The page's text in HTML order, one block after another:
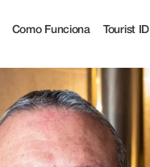
Como Funciona Tourist ID